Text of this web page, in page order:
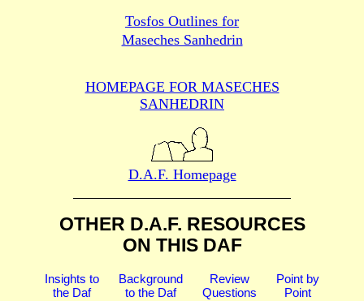
Tosfos Outlines for
Maseches Sanhedrin
HOMEPAGE FOR MASECHES
SANHEDRIN
D.A.F. Homepage
OTHER D.A.F. RESOURCES
ON THIS DAF
Insights to
the Daf
Background
to the Daf
Review
Questions
Point by
Point